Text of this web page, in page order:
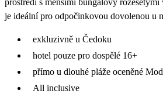
prostředí s menšími bungalovy
je ideální pro odpočinkovou dovolenou u
exkluzivně u Čedoku
hotel pouze pro dospělé 16+
přímo u dlouhé pláže oceněné
All inclusive